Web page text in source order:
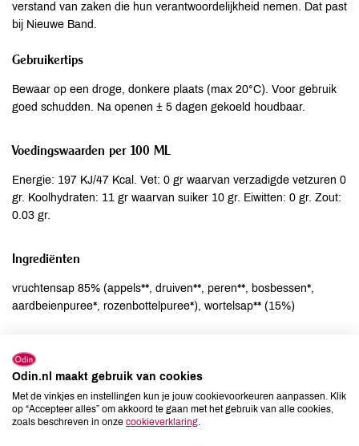
verstand van zaken die hun verantwoordelijkheid nemen. Dat past
bij Nieuwe Band.
Gebruikertips
Bewaar op een droge, donkere plaats (max 20°C). Voor gebruik
goed schudden. Na openen ± 5 dagen gekoeld houdbaar.
Voedingswaarden per 100 ML
Energie: 197 KJ/47 Kcal. Vet: 0 gr waarvan verzadigde vetzuren 0
gr. Koolhydraten: 11 gr waarvan suiker 10 gr. Eiwitten: 0 gr. Zout:
0.03 gr.
Ingrediënten
vruchtensap 85% (appels**, druiven**, peren**, bosbessen*,
aardbeienpuree*, rozenbottelpuree*), wortelsap** (15%)
Allergenen
Aardnoten
niet aanwezig
Ei
niet aanwezig
Gluten
niet aanwezig
Odin.nl maakt gebruik van cookies
Met de vinkjes en instellingen kun je jouw cookievoorkeuren aanpassen. Klik
op “Accepteer alles” om akkoord te gaan met het gebruik van alle cookies,
zoals beschreven in onze cookieverklaring